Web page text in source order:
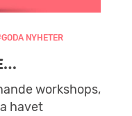
NYHETER
workshops,
havet